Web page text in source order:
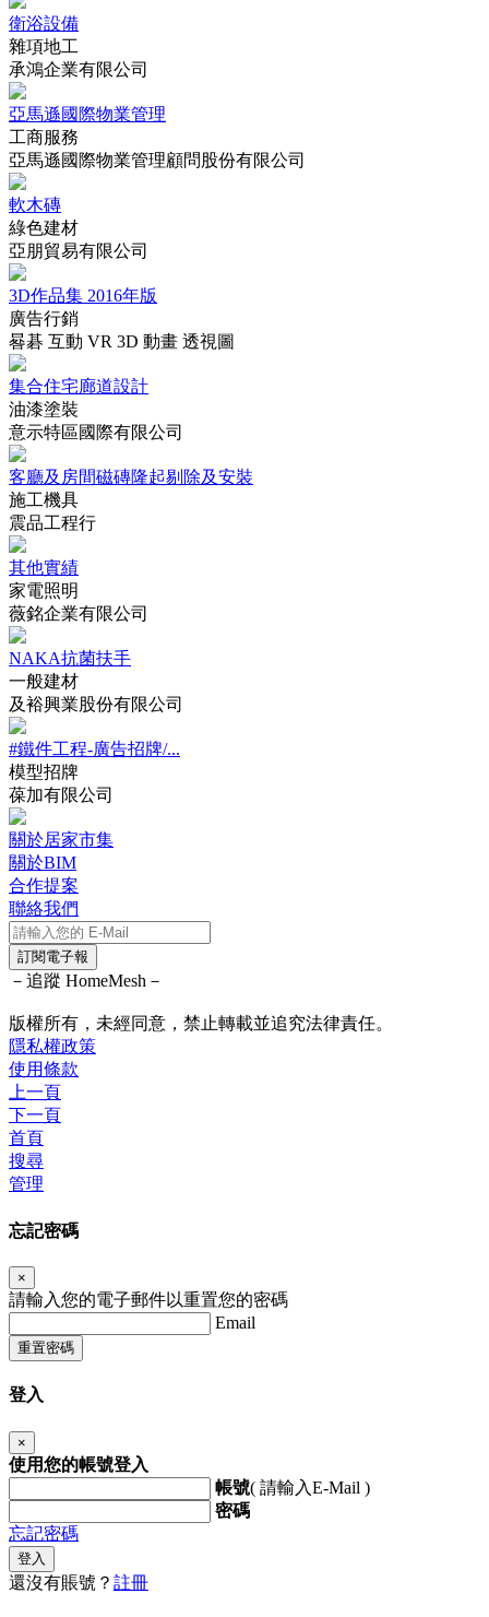
衛浴設備
雜項地工
承鴻企業有限公司
亞馬遜國際物業管理
工商服務
亞馬遜國際物業管理顧問股份有限公司
軟木磚
綠色建材
亞朋貿易有限公司
3D作品集 2016年版
廣告行銷
晷碁 互動 VR 3D 動畫 透視圖
集合住宅廊道設計
油漆塗裝
意示特區國際有限公司
客廳及房間磁磚隆起剔除及安裝
施工機具
震品工程行
其他實績
家電照明
薇銘企業有限公司
NAKA抗菌扶手
一般建材
及裕興業股份有限公司
‪#‎鐵件工程‬-‪‎‎廣告招牌/...
模型招牌
葆加有限公司
關於居家市集
關於BIM
合作提案
聯絡我們
訂閱電子報
－追蹤 HomeMesh－
版權所有，未經同意，禁止轉載並追究法律責任。
隱私權政策
使用條款
上一頁
下一頁
首頁
搜尋
管理
忘記密碼
×
請輸入您的電子郵件以重置您的密碼
Email
重置密碼
登入
×
使用您的帳號登入
帳號( 請輸入E-Mail )
密碼
忘記密碼
登入
還沒有賬號？ 註冊